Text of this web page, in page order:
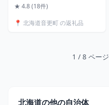
袋 13000円 ～ 31000円 1万
ツァレラチーズ チーズ モ
理 おつまみ 業務用 十勝 冷
★ 4.8 (18件)
📍 北海道音更町 の返礼品
1 / 8 ページ
北海道の他の自治体